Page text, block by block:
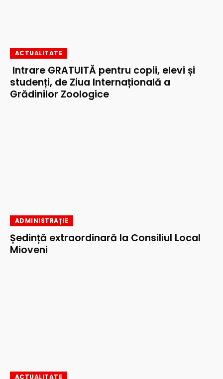
ACTUALITATE
Intrare GRATUITĂ pentru copii, elevi și
studenți, de Ziua Internațională a
Grădinilor Zoologice
ADMINISTRAȚIE
Ședință extraordinară la Consiliul Local
Mioveni
ACTUALITATE